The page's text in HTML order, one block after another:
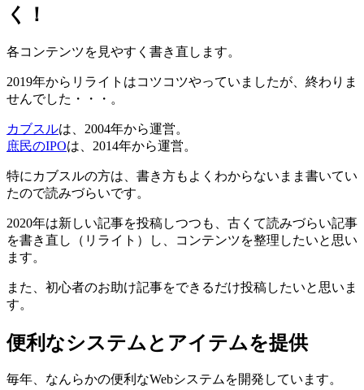
く！
各コンテンツを見やすく書き直します。
2019年からリライトはコツコツやっていましたが、終わりま
せんでした・・・。
カブスルは、2004年から運営。
庶民のIPOは、2014年から運営。
特にカブスルの方は、書き方もよくわからないまま書いてい
たので読みづらいです。
2020年は新しい記事を投稿しつつも、古くて読みづらい記事
を書き直し（リライト）し、コンテンツを整理したいと思い
ます。
また、初心者のお助け記事をできるだけ投稿したいと思いま
す。
便利なシステムとアイテムを提供
毎年、なんらかの便利なWebシステムを開発しています。